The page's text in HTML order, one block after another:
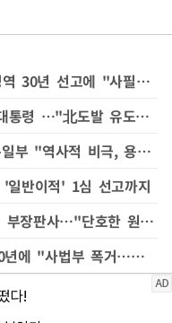
與, '평양 무인기 투입 혐의' 尹 징역 30년 선고에 "사필귀정"
尹, 헌정사 첫 '일반이적죄' 전직 대통령 …"北도발 유도" 판단
'평양 무인기' 尹 징역 30년에…통일부 "역사적 비극, 용납 불가"
반이적' 1심 선고까지
尹 '일반이적' 30년 선고한 이정엽 부장판사…"단호한 원칙주의자"
윤석열 측, '일반이적' 1심 징역 30년에 "사법부 폭거…항소할 것"